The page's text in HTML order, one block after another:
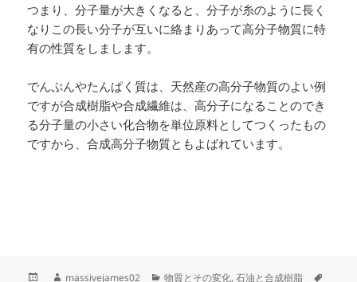
つまり、分子量が大きくなると、分子が糸のように長く
なりこの長い分子が互いに絡まりあって高分子物質に特
有の性質をしまします。
でんぷんやたんぱく質は、天然産の高分子物質のよい例
ですが合成樹脂や合成繊維は、高分子になることのでき
る分子量の小さい化合物を単位原料としてつくったもの
ですから、合成高分子物質ともよばれています。
作
massivejames02 カ
物質とその変化,石油と合成樹脂